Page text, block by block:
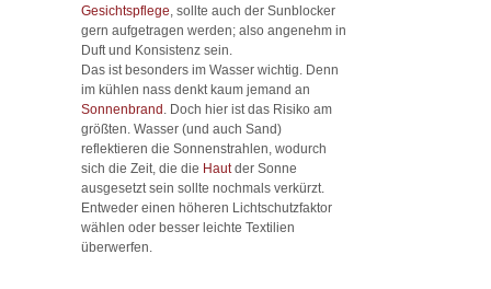
Gesichtspflege , sollte auch der Sunblocker
gern aufgetragen werden; also angenehm in
Duft und Konsistenz sein.
Das ist besonders im Wasser wichtig. Denn
im kühlen nass denkt kaum jemand an
Sonnenbrand . Doch hier ist das Risiko am
größten. Wasser (und auch Sand)
reflektieren die Sonnenstrahlen, wodurch
sich die Zeit, die die Hautder Sonne
ausgesetzt sein sollte nochmals verkürzt.
Entweder einen höheren Lichtschutzfaktor
wählen oder besser leichte Textilien
überwerfen.